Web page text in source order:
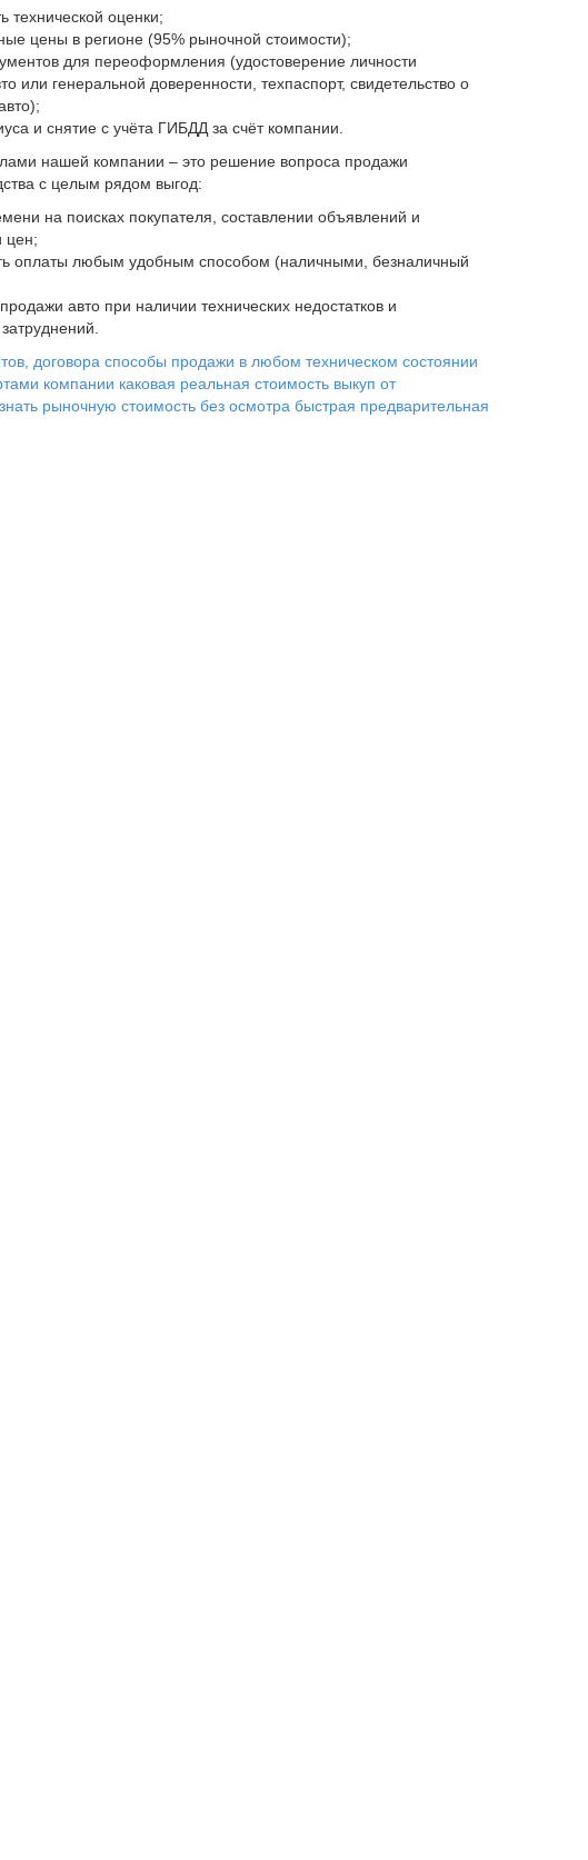
технической оценки;
цены в регионе (95% рыночной стоимости);
для переоформления (удостоверение личности
или генеральной доверенности, техпаспорт, свидетельство о
и снятие с учёта ГИБДД за счёт компании.
нашей компании – это решение вопроса продажи
с целым рядом выгод:
на поисках покупателя, составлении объявлений и
цен;
оплаты любым удобным способом (наличными, безналичный
авто при наличии технических недостатков и
договора способы продажи в любом техническом состоянии
компании каковая реальная стоимость выкуп от
рыночную стоимость без осмотра быстрая предварительная